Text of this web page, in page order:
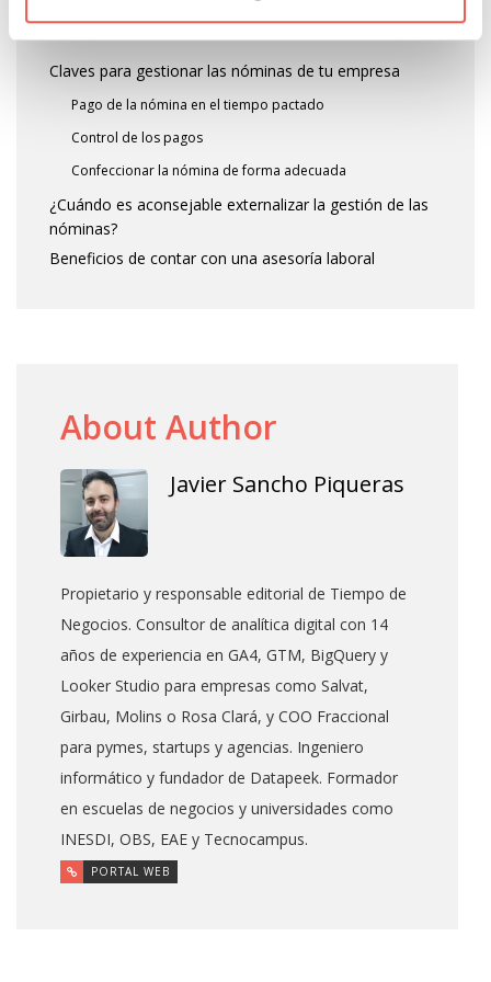
ÍNDICE DEL CONTENIDO
Claves para gestionar las nóminas de tu empresa
Pago de la nómina en el tiempo pactado
Control de los pagos
Confeccionar la nómina de forma adecuada
¿Cuándo es aconsejable externalizar la gestión de las
nóminas?
Beneficios de contar con una asesoría laboral
About Author
Javier Sancho Piqueras
Propietario y responsable editorial de Tiempo de
Negocios. Consultor de analítica digital con 14
años de experiencia en GA4, GTM, BigQuery y
Looker Studio para empresas como Salvat,
Girbau, Molins o Rosa Clará, y COO Fraccional
para pymes, startups y agencias. Ingeniero
informático y fundador de Datapeek. Formador
en escuelas de negocios y universidades como
INESDI, OBS, EAE y Tecnocampus.
PORTAL WEB